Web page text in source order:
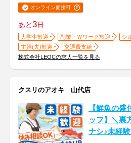
オンライン面接可
あと3日
大学生歓迎 副業・Ｗワーク歓迎
シ
主婦(夫)歓迎
交通費支給
株式会社LEOCの求人一覧を見る
クスリのアオキ 山代店
【鮮魚の盛
ッフ】＼裏
ナシ♪未経